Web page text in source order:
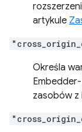
artykule
Określa
zasobów z